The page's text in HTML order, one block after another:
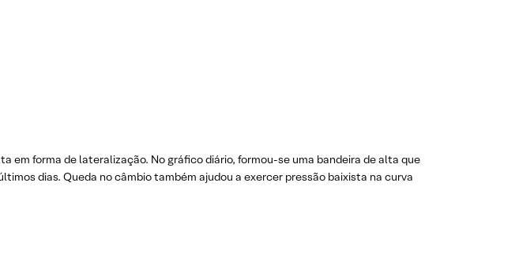
em forma de lateralização. No gráfico diário, formou-se uma bandeira de alta que
dias. Queda no câmbio também ajudou a exercer pressão baixista na curva